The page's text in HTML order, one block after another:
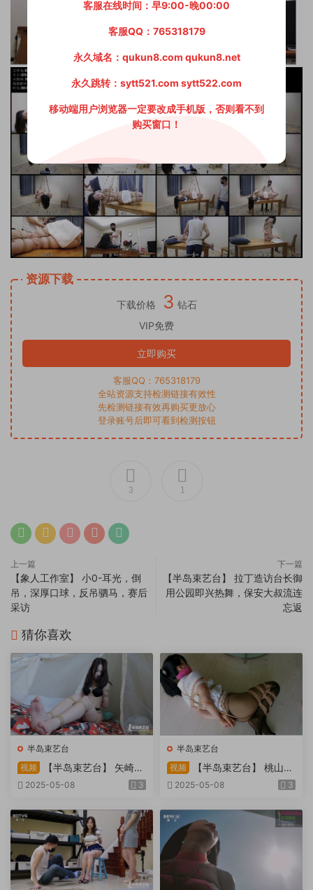
资源下载
下载价格 3 钻石
VIP免费
立即购买
客服QQ：765318179
全站资源支持检测链接有效性
先检测链接有效再购买更放心
登录账号后即可看到检测按钮
3 1
上一篇
【象人工作室】 小0-耳光，倒
吊，深厚口球，反吊驷马，赛后
采访
下一篇
【半岛束艺台】 拉丁造访台长御
用公园即兴热舞，保安大叔流连
忘返
猜你喜欢
半岛束艺台
视频
【半岛束艺台】 矢崎
物业为您服务
2025-05-08 3
半岛束艺台
视频
【半岛束艺台】 桃山漫
画改编03 团缚美女超刺激玩
2025-05-08 3
客服在线时间：早9:00-晚00:00
客服QQ：765318179
永久域名：qukun8.com qukun8.net
永久跳转：sytt521.com sytt522.com
移动端用户浏览器一定要改成手机版，否则看不到
购买窗口！